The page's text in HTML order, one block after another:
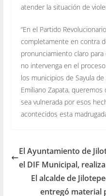
atender la situación de
“En el Partido
completamente en contra
pronunciamiento claro
no intervenga en el
los municipios de Sayula
Emiliano Zapata,
sea vulnerada por esos
acontecidos esta
El Ayuntamiento de
el DIF Municipal,
El alcalde de
entregó material